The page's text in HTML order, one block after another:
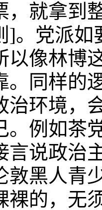
，就拿到
]。党派
以像林博
。同样的
治环境，
。例如茶
言说政治
敦黑人青
裸的，无